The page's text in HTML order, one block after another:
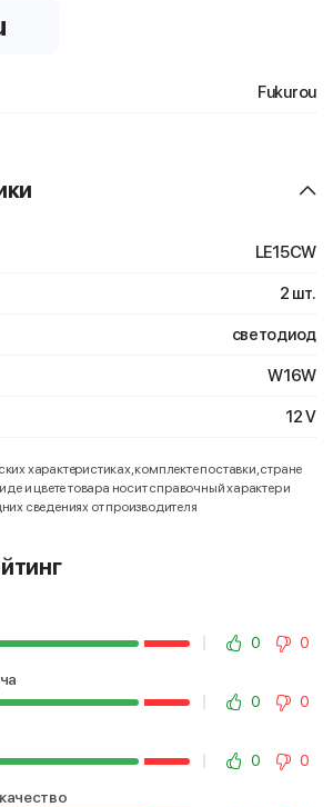
Fukurou
LE15CW
2 шт.
светодиод
W16W
12 V
характеристиках, комплекте поставки, стране
и цвете товара носит справочный характер и
сведениях от производителя
0
0
0
0
0
0